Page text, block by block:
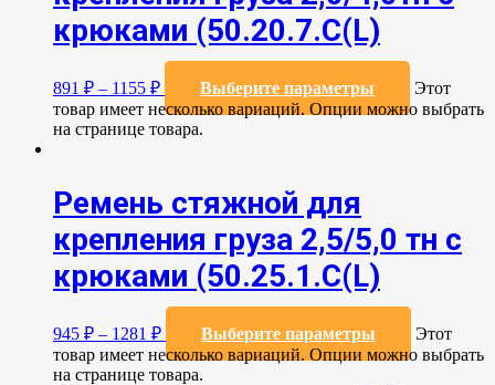
крюками (50.20.7.C(L)
891 ₽ – 1155 ₽ Выберите параметры
Этот
товар имеет несколько вариаций. Опции можно выбрать
на странице товара.
Ремень стяжной для
крепления груза 2,5/5,0 тн с
крюками (50.25.1.С(L)
945 ₽ – 1281 ₽ Выберите параметры
Этот
товар имеет несколько вариаций. Опции можно выбрать
на странице товара.